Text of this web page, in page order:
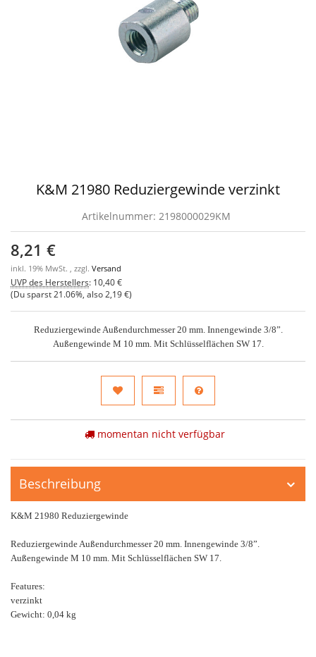
K&M 21980 Reduziergewinde verzinkt
Artikelnummer: 2198000029KM
8,21 €
inkl. 19% MwSt. , zzgl. Versand
UVP des Herstellers: 10,40 €
(Du sparst 21.06% , also 2,19 €)
Reduziergewinde Außendurchmesser 20 mm. Innengewinde 3/8”.
Außengewinde M 10 mm. Mit Schlüsselflächen SW 17.
momentan nicht verfügbar
Beschreibung
K&M 21980 Reduziergewinde
Reduziergewinde Außendurchmesser 20 mm. Innengewinde 3/8”.
Außengewinde M 10 mm. Mit Schlüsselflächen SW 17.
Features:
verzinkt
Gewicht: 0,04 kg